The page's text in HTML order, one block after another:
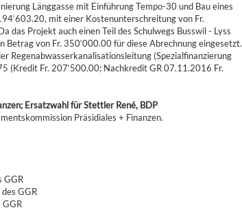
Länggasse mit Einführung Tempo-30 und Bau eines
mit einer Kostenunterschreitung von Fr.
das Projekt auch einen Teil des Schulwegs Busswil - Lyss
Betrag von Fr. 350‘000.00 für diese Abrechnung eingesetzt.
Regenabwasserkanalisationsleitung (Spezialfinanzierung
(Kredit Fr. 207‘500.00; Nachkredit GR 07.11.2016 Fr.
Ersatzwahl für Stettler René, BDP
Präsidiales + Finanzen.
GGR
GGR
GGR